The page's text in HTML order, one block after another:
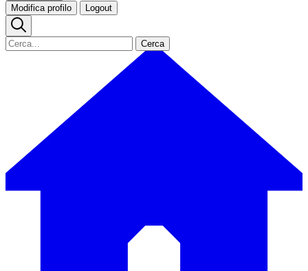
Modifica profilo Logout
Cerca